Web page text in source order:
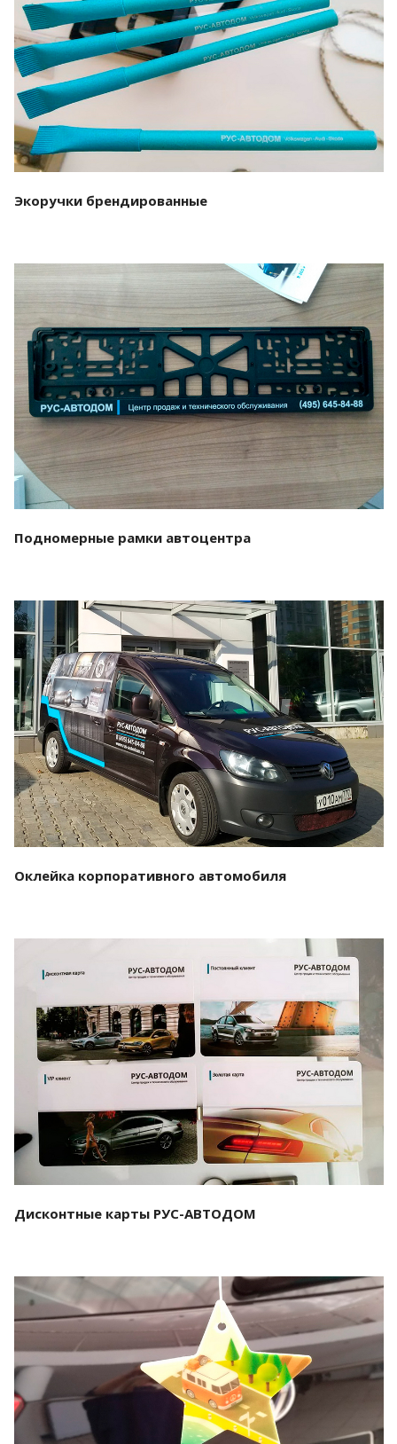
Смотреть проект
Экоручки брендированные
Смотреть проект
Подномерные рамки автоцентра
Смотреть проект
Оклейка корпоративного автомобиля
Смотреть проект
Дисконтные карты РУС-АВТОДОМ
Смотреть проект